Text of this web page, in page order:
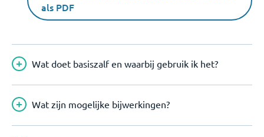
als PDF
Wat doet basiszalf en waarbij gebruik ik het?
Wat zijn mogelijke bijwerkingen?